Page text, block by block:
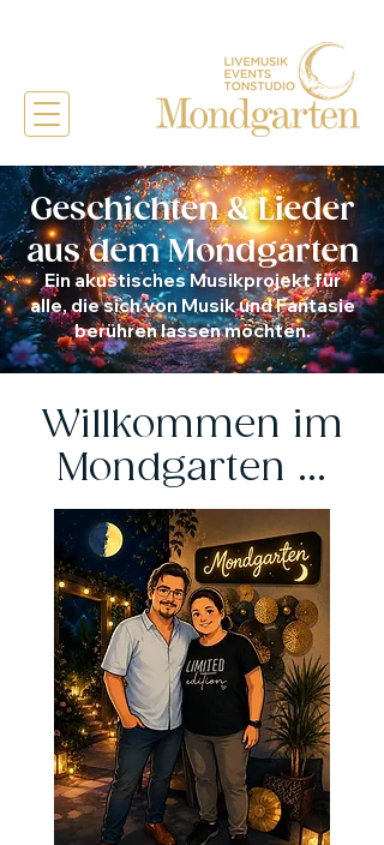
Geschichten & Lieder
aus dem Mondgarten
Ein akustisches Musikprojekt für
alle, die sich von Musik und Fantasie
berühren lassen möchten.
Willkommen im
Mondgarten ...